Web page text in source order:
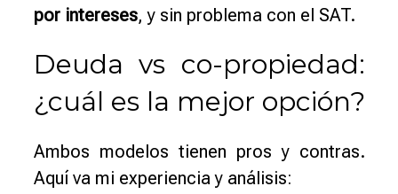
por intereses, y sin problema con el SAT.
Deuda vs co-propiedad:
¿cuál es la mejor opción?
Ambos modelos tienen pros y contras.
Aquí va mi experiencia y análisis: